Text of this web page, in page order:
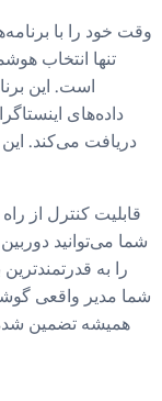
وقت خود را با
است. این
داده‌های
دریافت می‌کند.
شما می‌توانید